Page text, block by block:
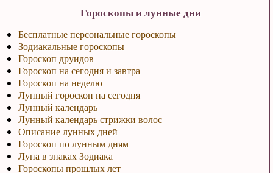
Гороскопы и лунные дни
Бесплатные персональные гороскопы
Зодиакальные гороскопы
Гороскоп друидов
Гороскоп на сегодня и завтра
Гороскоп на неделю
Лунный гороскоп на сегодня
Лунный календарь
Лунный календарь стрижки волос
Описание лунных дней
Гороскоп по лунным дням
Луна в знаках Зодиака
Гороскопы прошлых лет